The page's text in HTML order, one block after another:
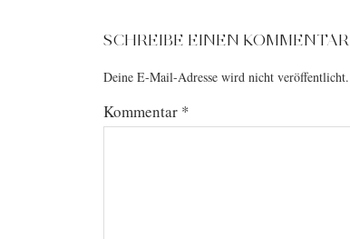
SCHREIBE EINEN KOMMENTAR
Deine E-Mail-Adresse wird nicht veröffentlicht.
Kommentar *